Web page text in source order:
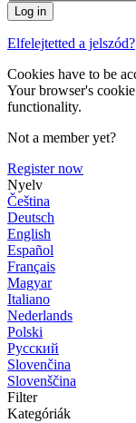
Elfelejtetted a jelszód?
Cookies have to be
Your browser's
functionality.
Not a member yet?
Register now
Nyelv
Čeština
Deutsch
English
Español
Français
Magyar
Italiano
Nederlands
Polski
Русский
Slovenčina
Slovenščina
Filter
Kategóriák